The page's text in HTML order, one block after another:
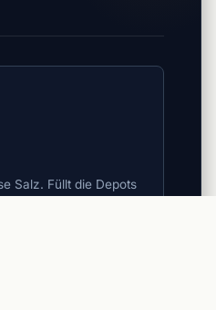
Salz. Füllt die Depots